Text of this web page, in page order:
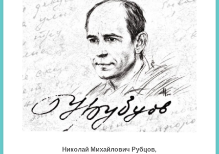
Николай Михайлович Рубцов,